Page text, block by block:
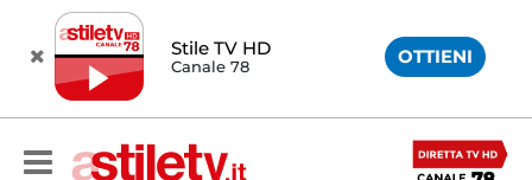
Stile TV HD
Canale 78 OTTIENI